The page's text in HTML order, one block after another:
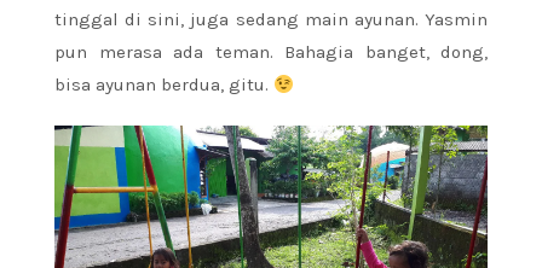
tinggal di sini, juga sedang main ayunan. Yasmin
pun merasa ada teman. Bahagia banget, dong,
bisa ayunan berdua, gitu.